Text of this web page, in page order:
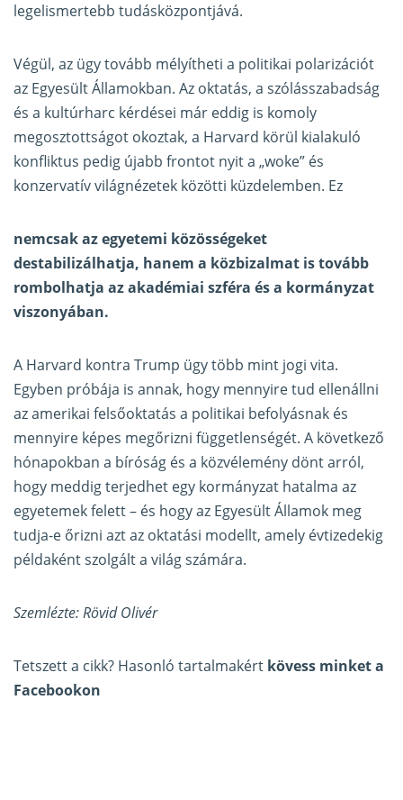
legelismertebb tudásközpontjává.
Végül, az ügy tovább mélyítheti a politikai polarizációt
az Egyesült Államokban. Az oktatás, a szólásszabadság
és a kultúrharc kérdései már eddig is komoly
megosztottságot okoztak, a Harvard körül kialakuló
konfliktus pedig újabb frontot nyit a „woke” és
konzervatív világnézetek közötti küzdelemben. Ez
nemcsak az egyetemi közösségeket
destabilizálhatja, hanem a közbizalmat is tovább
rombolhatja az akadémiai szféra és a kormányzat
viszonyában.
A Harvard kontra Trump ügy több mint jogi vita.
Egyben próbája is annak, hogy mennyire tud ellenállni
az amerikai felsőoktatás a politikai befolyásnak és
mennyire képes megőrizni függetlenségét. A következő
hónapokban a bíróság és a közvélemény dönt arról,
hogy meddig terjedhet egy kormányzat hatalma az
egyetemek felett – és hogy az Egyesült Államok meg
tudja-e őrizni azt az oktatási modellt, amely évtizedekig
példaként szolgált a világ számára.
Szemlézte: Rövid Olivér
Tetszett a cikk? Hasonló tartalmakért kövess minket a
Facebookon